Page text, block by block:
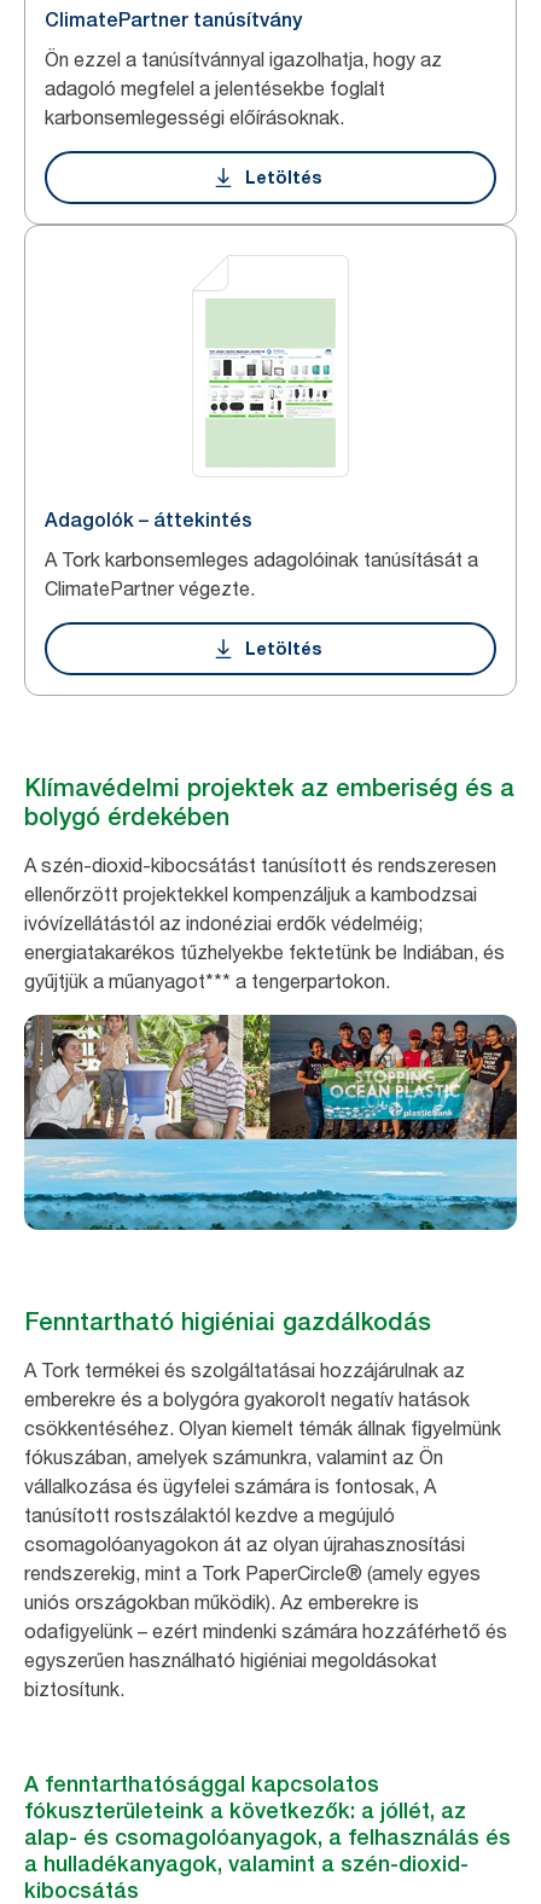
ClimatePartner tanúsítvány
Ön ezzel a tanúsítvánnyal igazolhatja, hogy az
adagoló megfelel a jelentésekbe foglalt
karbonsemlegességi előírásoknak.
Letöltés
Adagolók – áttekintés
A Tork karbonsemleges adagolóinak tanúsítását a
ClimatePartner végezte.
Letöltés
Klímavédelmi projektek az emberiség és a
bolygó érdekében
A szén-dioxid-kibocsátást tanúsított és rendszeresen
ellenőrzött projektekkel kompenzáljuk a kambodzsai
ivóvízellátástól az indonéziai erdők védelméig;
energiatakarékos tűzhelyekbe fektetünk be Indiában, és
gyűjtjük a műanyagot*** a tengerpartokon.
Fenntartható higiéniai gazdálkodás
A Tork termékei és szolgáltatásai hozzájárulnak az
emberekre és a bolygóra gyakorolt negatív hatások
csökkentéséhez. Olyan kiemelt témák állnak figyelmünk
fókuszában, amelyek számunkra, valamint az Ön
vállalkozása és ügyfelei számára is fontosak, A
tanúsított rostszálaktól kezdve a megújuló
csomagolóanyagokon át az olyan újrahasznosítási
rendszerekig, mint a Tork PaperCircle® (amely egyes
uniós országokban működik). Az emberekre is
odafigyelünk – ezért mindenki számára hozzáférhető és
egyszerűen használható higiéniai megoldásokat
biztosítunk.
A fenntarthatósággal kapcsolatos
fókuszterületeink a következők: a jóllét, az
alap- és csomagolóanyagok, a felhasználás és
a hulladékanyagok, valamint a szén-dioxid-
kibocsátás